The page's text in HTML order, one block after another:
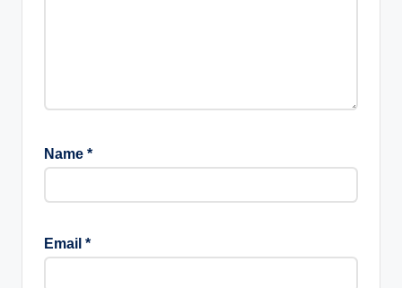
Name *
Email *